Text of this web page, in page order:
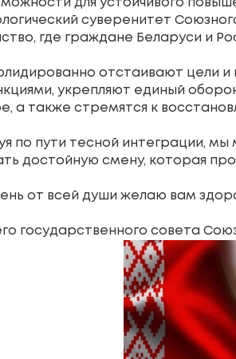
для устойчивого
суверенитет
где граждане Беларуси и
отстаивают цели
укрепляют единый
а также стремятся к
по пути тесной интеграции,
достойную смену, которая
от всей души желаю вам
государственного совета